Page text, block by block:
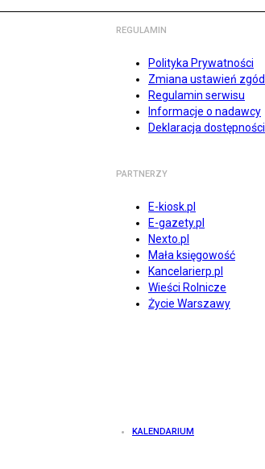
REGULAMIN
Polityka Prywatności
Zmiana ustawień zgód
Regulamin serwisu
Informacje o nadawcy
Deklaracja dostępności
PARTNERZY
E-kiosk.pl
E-gazety.pl
Nexto.pl
Mała księgowość
Kancelarierp.pl
Wieści Rolnicze
Życie Warszawy
KALENDARIUM